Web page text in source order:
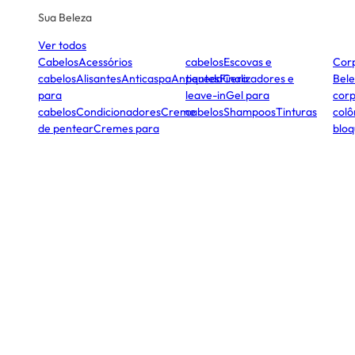
Sua Beleza
Ver todos
CabelosAcessórios
cabelosAlisantesAnticaspaAntiquedaCera
para
cabelosCondicionadoresCreme
de pentearCremes para
cabelosEscovas e
pentesFinalizadores e
leave-inGel para
cabelosShampoosTinturas